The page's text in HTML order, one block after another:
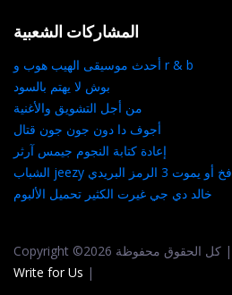
المشاركات الشعبية
أحدث موسيقى الهيب هوب و r & b
بوش لا يهتم بالسود
من أجل التشويق والأغنية
أجوف دا دون جون جون قتال
إعادة كتابة النجوم جيمس آرثر
الشباب jeezy فخ أو يموت 3 الرمز البريدي
خالد دي جي غيرت الكثير تحميل الألبوم
Copyright ©2026 كل الحقوق محفوظة |
Write for Us |